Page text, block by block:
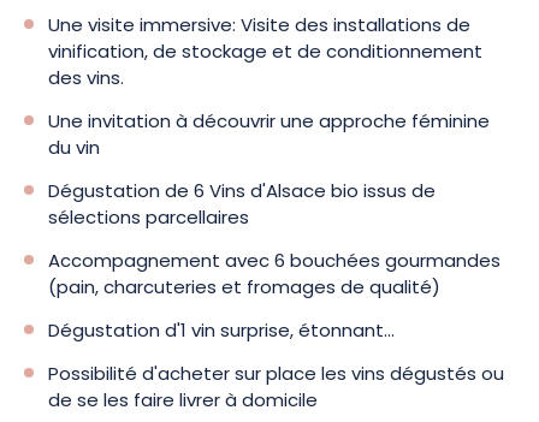
Une visite immersive: Visite des installations de
vinification, de stockage et de conditionnement
des vins.
Une invitation à découvrir une approche féminine
du vin
Dégustation de 6 Vins d'Alsace bio issus de
sélections parcellaires
Accompagnement avec 6 bouchées gourmandes
(pain, charcuteries et fromages de qualité)
Dégustation d'1 vin surprise, étonnant...
Possibilité d'acheter sur place les vins dégustés ou
de se les faire livrer à domicile